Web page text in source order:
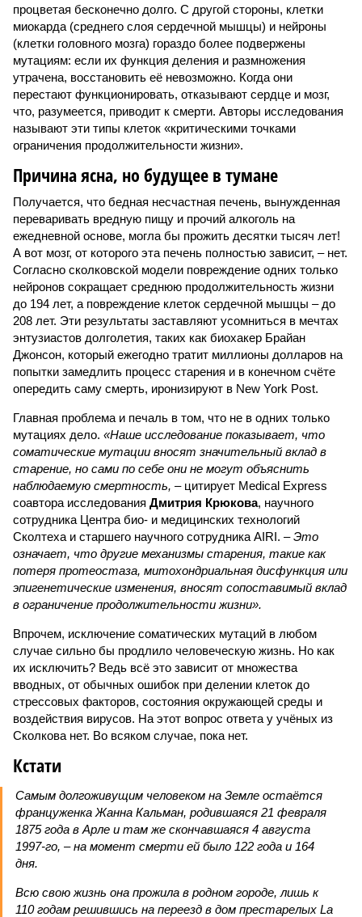
процветая бесконечно долго. С другой стороны, клетки
миокарда (среднего слоя сердечной мышцы) и нейроны
(клетки головного мозга) гораздо более подвержены
мутациям: если их функция деления и размножения
утрачена, восстановить её невозможно. Когда они
перестают функционировать, отказывают сердце и мозг,
что, разумеется, приводит к смерти. Авторы исследования
называют эти типы клеток «критическими точками
ограничения продолжительности жизни».
Причина ясна, но будущее в тумане
Получается, что бедная несчастная печень, вынужденная
переваривать вредную пищу и прочий алкоголь на
ежедневной основе, могла бы прожить десятки тысяч лет!
А вот мозг, от которого эта печень полностью зависит, – нет.
Согласно сколковской модели повреждение одних только
нейронов сокращает среднюю продолжительность жизни
до 194 лет, а повреждение клеток сердечной мышцы – до
208 лет. Эти результаты заставляют усомниться в мечтах
энтузиастов долголетия, таких как биохакер Брайан
Джонсон, который ежегодно тратит миллионы долларов на
попытки замедлить процесс старения и в конечном счёте
опередить саму смерть, иронизируют в New York Post.
Главная проблема и печаль в том, что не в одних только
мутациях дело. «Наше исследование показывает, что
соматические мутации вносят значительный вклад в
старение, но сами по себе они не могут объяснить
наблюдаемую смертность, –цитирует Medical Express
соавтора исследования Дмитрия Крюкова, научного
сотрудника Центра био- и медицинских технологий
Сколтеха и старшего научного сотрудника AIRI. –Это
означает, что другие механизмы старения, такие как
потеря протеостаза, митохондриальная дисфункция или
эпигенетические изменения, вносят сопоставимый вклад
в ограничение продолжительности жизни».
Впрочем, исключение соматических мутаций в любом
случае сильно бы продлило человеческую жизнь. Но как
их исключить? Ведь всё это зависит от множества
вводных, от обычных ошибок при делении клеток до
стрессовых факторов, состояния окружающей среды и
воздействия вирусов. На этот вопрос ответа у учёных из
Сколкова нет. Во всяком случае, пока нет.
Кстати
Самым долгоживущим человеком на Земле остаётся
француженка Жанна Кальман, родившаяся 21 февраля
1875 года в Арле и там же скончавшаяся 4 августа
1997-го, – на момент смерти ей было 122 года и 164
дня.
Всю свою жизнь она прожила в родном городе, лишь к
110 годам решившись на переезд в дом престарелых La